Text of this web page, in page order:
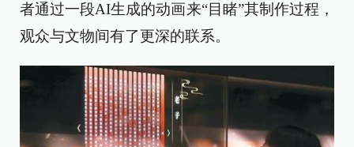
者通过一段AI生成的动画来“目睹”其制作过程，
观众与文物间有了更深的联系。